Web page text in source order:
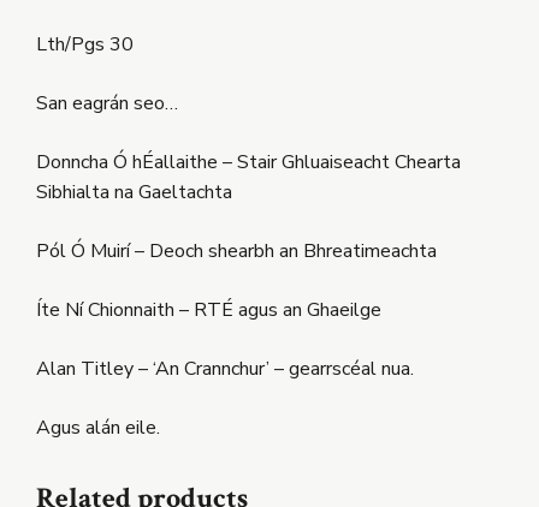
Lth/Pgs 30
San eagrán seo…
Donncha Ó hÉallaithe – Stair Ghluaiseacht Chearta
Sibhialta na Gaeltachta
Pól Ó Muirí – Deoch shearbh an Bhreatimeachta
Íte Ní Chionnaith – RTÉ agus an Ghaeilge
Alan Titley – ‘An Crannchur’ – gearrscéal nua.
Agus alán eile.
Related products